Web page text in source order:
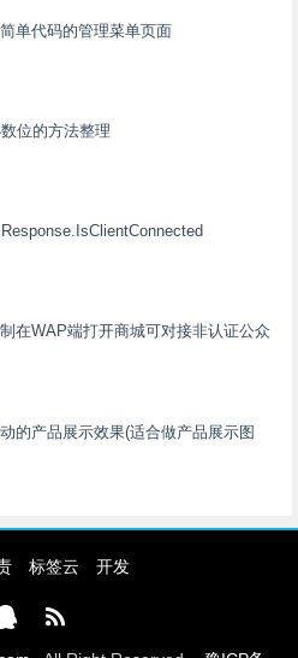
单代码的管理菜单页面
位的方法整理
在WAP端打开商城可对接非认证公众
的产品展示效果(适合做产品展示图
标签云 开发